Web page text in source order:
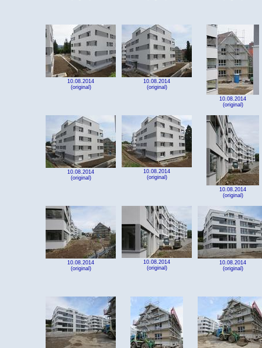
10.08.2014
(original)
10.08.2014
(original)
10.08.2014
(original)
10.08.2014
(original)
10.08.2014
(original)
10.08.2014
(original)
10.08.2014
(original)
10.08.2014
(original)
10.08.2014
(original)